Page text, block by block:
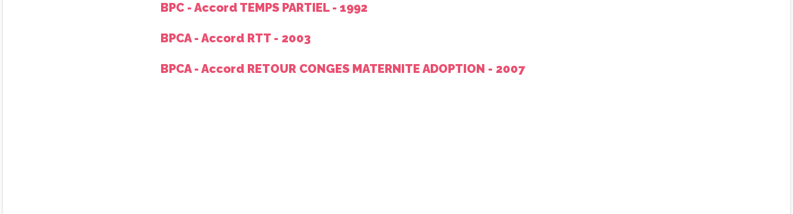
BPC - Accord TEMPS PARTIEL - 1992
BPCA - Accord RTT - 2003
BPCA - Accord RETOUR CONGES MATERNITE ADOPTION - 2007